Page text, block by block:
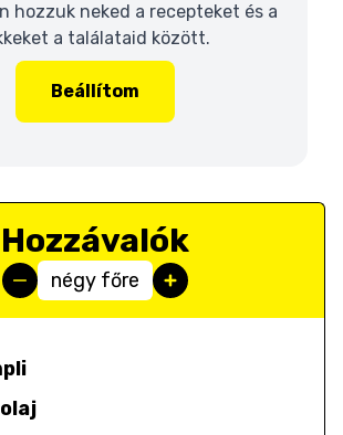
hozzuk neked a recepteket és a
a találataid között.
Beállítom
Hozzávalók
négy főre